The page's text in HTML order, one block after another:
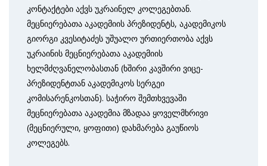
კონტაქტები აქვს უკრაინელ კოლეგებთან.
მეცნიერებათა აკადემიის პრეზიდენტს, აკადემიკოს
გიორგი კვესიტაძეს უშუალო ურთიერთობა აქვს
უკრაინის მეცნიერებათა აკადემიის
ხელმძღვანელობასთან (ხშირი კავშირი ვიცე-
პრეზიდენტთან აკადემიკოს სერგეი
კომისარენკოსთან). საჭირო შემთხვევაში
მეცნიერებათა აკადემია მზადაა ყოველმხრივი
(მეცნიერული, ყოფითი) დახმარება გაუწიოს
კოლეგებს.